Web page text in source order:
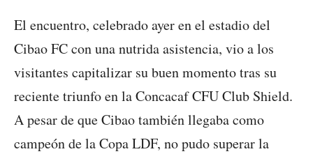
El encuentro, celebrado ayer en el estadio del
Cibao FC con una nutrida asistencia, vio a los
visitantes capitalizar su buen momento tras su
reciente triunfo en la Concacaf CFU Club Shield.
A pesar de que Cibao también llegaba como
campeón de la Copa LDF, no pudo superar la